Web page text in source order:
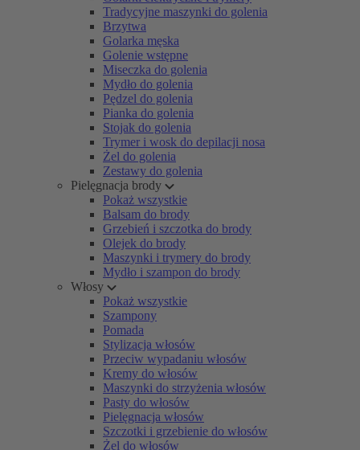
Tradycyjne maszynki do golenia
Brzytwa
Golarka męska
Golenie wstępne
Miseczka do golenia
Mydło do golenia
Pędzel do golenia
Pianka do golenia
Stojak do golenia
Trymer i wosk do depilacji nosa
Żel do golenia
Zestawy do golenia
Pielęgnacja brody
Pokaż wszystkie
Balsam do brody
Grzebień i szczotka do brody
Olejek do brody
Maszynki i trymery do brody
Mydło i szampon do brody
Włosy
Pokaż wszystkie
Szampony
Pomada
Stylizacja włosów
Przeciw wypadaniu włosów
Kremy do włosów
Maszynki do strzyżenia włosów
Pasty do włosów
Pielęgnacja włosów
Szczotki i grzebienie do włosów
Żel do włosów